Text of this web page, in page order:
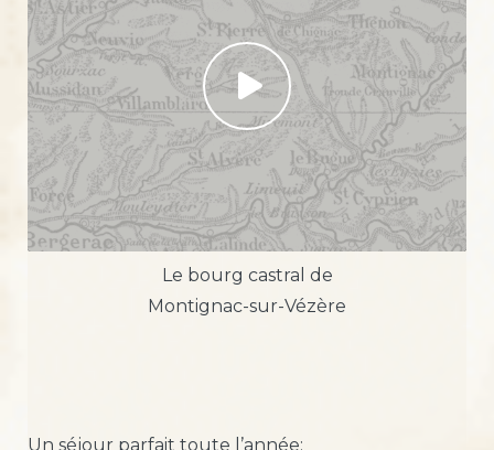
Le bourg castral de
Montignac-sur-Vézère
Un séjour parfait toute l’année: